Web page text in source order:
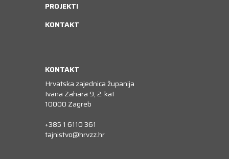
PROJEKTI
KONTAKT
KONTAKT
Hrvatska zajednica županija
Ivana Zahara 9, 2. kat
10000 Zagreb
+385 1 6110 361
tajnistvo@hrvzz.hr